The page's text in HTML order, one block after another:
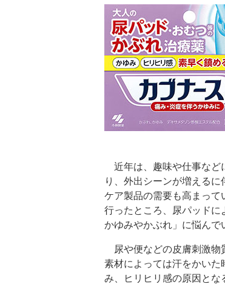
近年は、趣味や仕事など
り、外出シーンが増える
ケア製品の需要も高まって
行ったところ、尿パッド
かゆみやかぶれ」に悩んで
尿や便などの皮膚刺激物
素材によっては汗をかい
み、ヒリヒリ感の原因と